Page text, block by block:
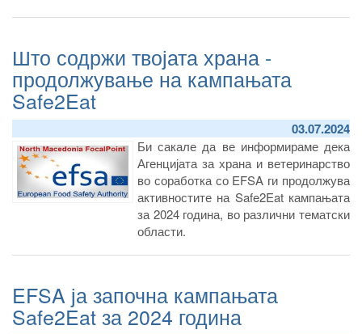
Што содржи твојата храна -
продолжување на кампањата
Safe2Eat
03.07.2024
Би сакале да ве информираме дека
Агенцијата за храна и ветеринарство
во соработка со EFSA ги продолжува
активностите на Safe2Eat кампањата
за 2024 година, во различни тематски
области.
EFSA ја започна кампањата
Safe2Eat за 2024 година